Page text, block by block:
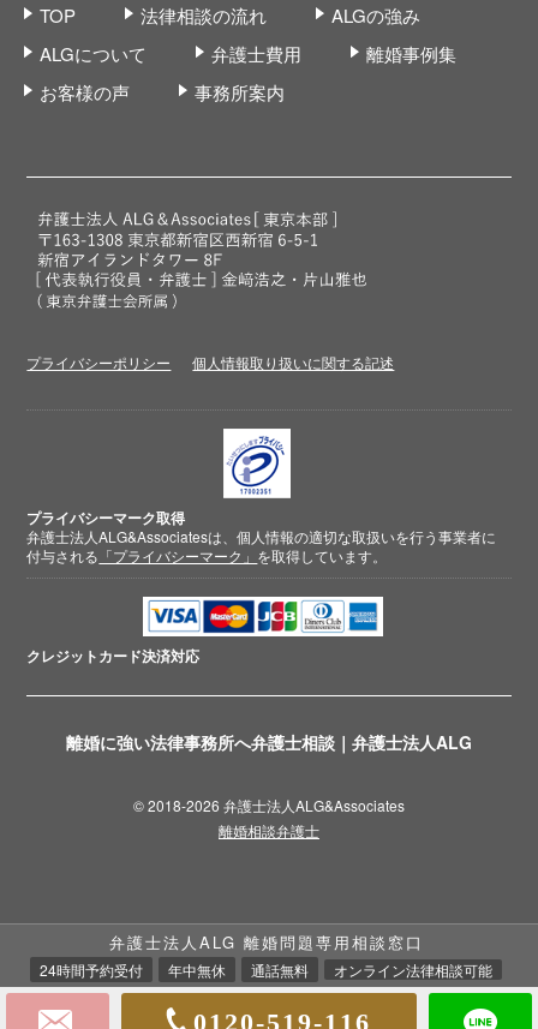
離婚に強い法律事務所へ弁護士相談｜弁護士法人ALG
TOP 法律相談の流れ
ALGの強み
ALGについて
弁護士費用
離婚事例集
お客様の声
事務所案内
プライバシーポリシー 個人情報取り扱いに関する記述
プライバシーマーク取得
弁護士法人ALG&Associatesは、個人情報の適切な取扱いを行う事業者に
付与される 「プライバシーマーク」 を取得しています。
クレジットカード決済対応
© 2018-2026 弁護士法人ALG&Associates
離婚相談弁護士
弁護士法人ALG 離婚問題専用相談窓口
24時間予約受付 年中無休 通話無料 オンライン法律相談可能
0120-519-116